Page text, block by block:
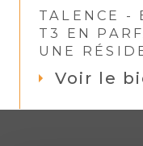
TALENCE -
T3 EN
UNE
Voir le